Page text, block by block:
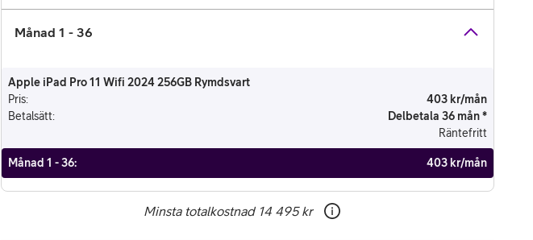
Månad 1 - 36
Apple iPad Pro 11 Wifi 2024 256GB Rymdsvart
Pris:
403 kr/mån
Betalsätt:
Delbetala 36 mån *
Räntefritt
Månad 1 - 36: 403 kr/mån
Minsta totalkostnad 14 495 kr